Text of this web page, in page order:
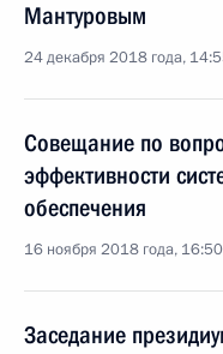
Мантуровым
24 декабря 2018 года,
Совещание по
эффективности
обеспечения
16 ноября 2018 года, 16:50
Заседание